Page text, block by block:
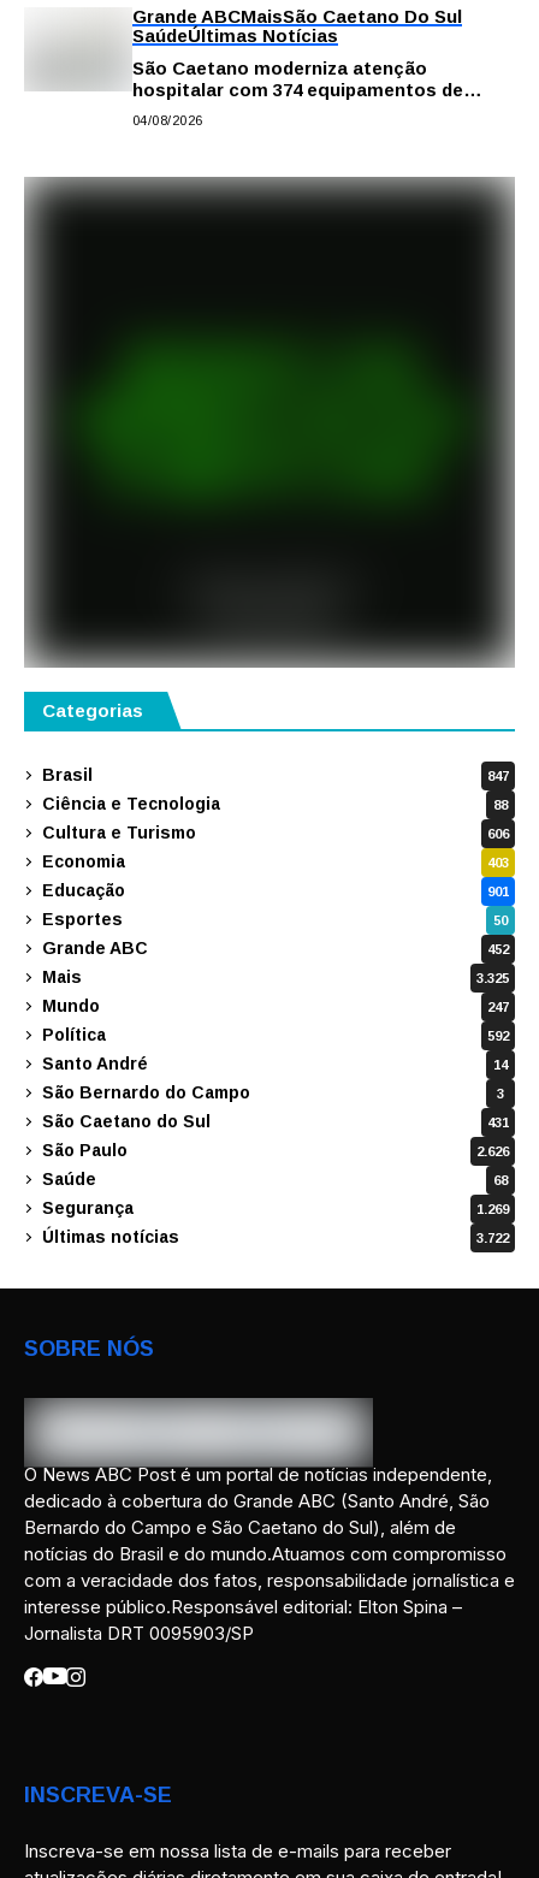
Grande ABCMaisSão Caetano Do Sul
SaúdeÚltimas Notícias
São Caetano moderniza atenção
hospitalar com 374 equipamentos de
última geração
04/08/2026
Categorias
Brasil 847
Ciência e Tecnologia 88
Cultura e Turismo 606
Economia 403
Educação 901
Esportes 50
Grande ABC 452
Mais 3.325
Mundo 247
Política 592
Santo André 14
São Bernardo do Campo 3
São Caetano do Sul 431
São Paulo 2.626
Saúde 68
Segurança 1.269
Últimas notícias 3.722
SOBRE NÓS
O News ABC Post é um portal de notícias independente,
dedicado à cobertura do Grande ABC (Santo André, São
Bernardo do Campo e São Caetano do Sul), além de
notícias do Brasil e do mundo.Atuamos com compromisso
com a veracidade dos fatos, responsabilidade jornalística e
interesse público.Responsável editorial: Elton Spina –
Jornalista DRT 0095903/SP
INSCREVA-SE
Inscreva-se em nossa lista de e-mails para receber